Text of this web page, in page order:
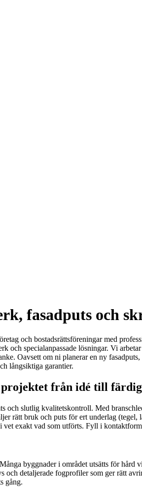
fasadputs och
och bostadsrättsföreningar med
och specialanpassade lösningar. Vi
Oavsett om ni planerar en ny
långsiktiga garantier.
projektet från idé till
och slutlig kvalitetskontroll. Med
rätt bruk och puts för ert underlag
exakt vad som utförts. Fyll i
byggnader i området utsätts för
och detaljerade fogprofiler som ger rätt
gång.